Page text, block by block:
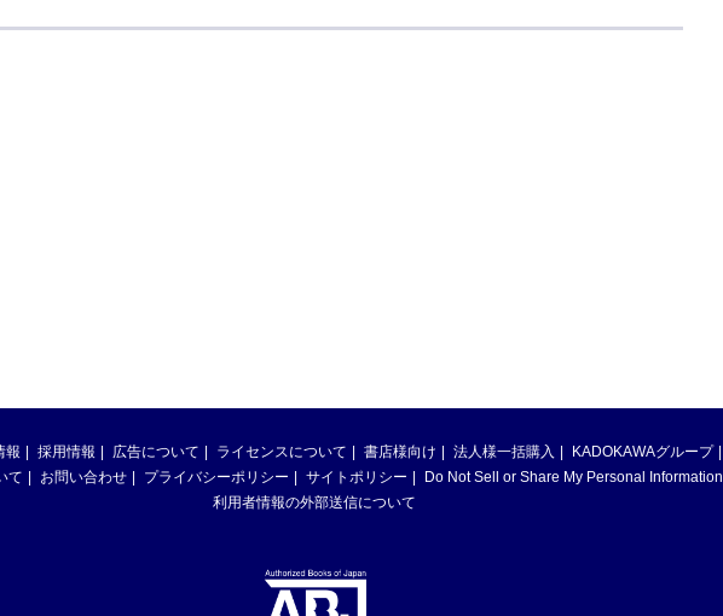
報 採用情報 広告について ライセンスについて 書店様向け 法人様一括購入
KADOKAWAグループ
て
お問い合わせ プライバシーポリシー サイトポリシー
Do Not Sell or Share My Personal Information
利用者情報の外部送信について